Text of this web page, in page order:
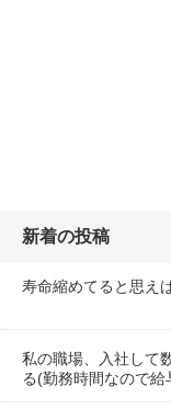
新着の投稿
寿命縮めてると思え
私の職場、入社して
る(勤務時間なので給